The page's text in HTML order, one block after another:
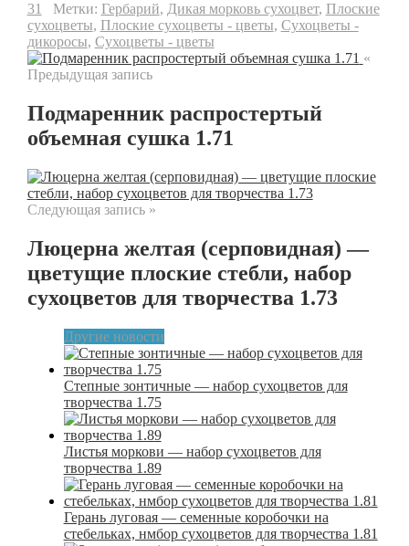
31 Метки: Гербарий, Дикая морковь сухоцвет, Плоские
сухоцветы, Плоские сухоцветы - цветы, Сухоцветы -
дикоросы, Сухоцветы - цветы
«
Предыдущая запись
Подмаренник распростертый
объемная сушка 1.71
Следующая запись »
Люцерна желтая (серповидная) —
цветущие плоские стебли, набор
сухоцветов для творчества 1.73
Другие новости
Степные зонтичные — набор сухоцветов для
творчества 1.75
Листья моркови — набор сухоцветов для
творчества 1.89
Герань луговая — семенные коробочки на
стебельках, нмбор сухоцветов для творчества 1.81